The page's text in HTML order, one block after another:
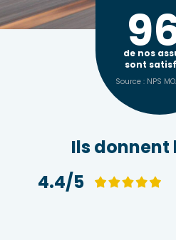
de nos
sont
Source : NPS
Ils donnent
4.4/5